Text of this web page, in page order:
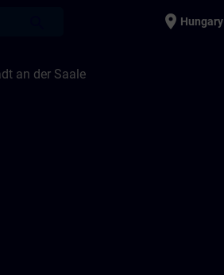
place Hungary
an der Saale